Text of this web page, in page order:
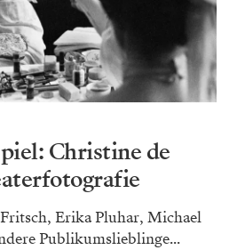
Christine de
Erika Pluhar, Michael
Publikumslieblinge...